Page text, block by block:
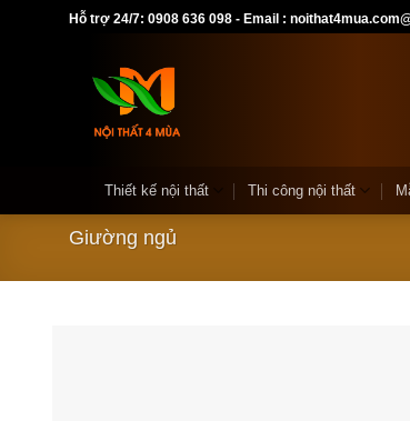
Hỗ trợ 24/7: 0908 636 098 - Email :
Thiết kế nội thất Thi công nội thất
Giường ngủ